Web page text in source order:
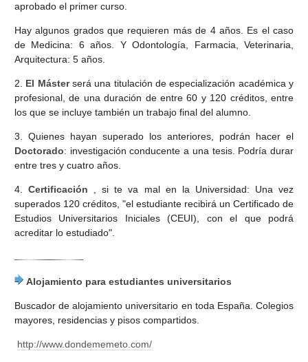
aprobado el primer curso.
Hay algunos grados que requieren más de 4 años. Es el caso
de Medicina: 6 años. Y Odontología, Farmacia, Veterinaria,
Arquitectura: 5 años.
2. El Másterserá una titulación de especialización académica y
profesional, de una duración de entre 60 y 120 créditos, entre
los que se incluye también un trabajo final del alumno.
3. Quienes hayan superado los anteriores, podrán hacer el
Doctorado: investigación conducente a una tesis. Podría durar
entre tres y cuatro años.
4.Certificación , si te va mal en la Universidad: Una vez
superados 120 créditos, "el estudiante recibirá un Certificado de
Estudios Universitarios Iniciales (CEUI), con el que podrá
acreditar lo estudiado".
Alojamiento para estudiantes universitarios
Buscador de alojamiento universitario en toda España. Colegios
mayores, residencias y pisos compartidos.
http://www.dondememeto.com/